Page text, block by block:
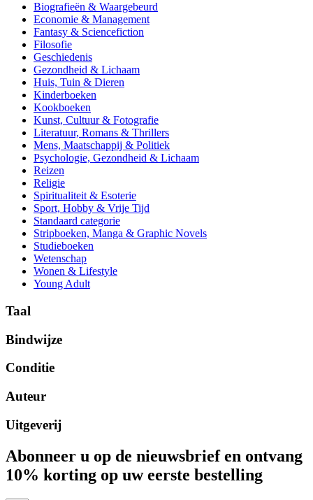
Biografieën & Waargebeurd
Economie & Management
Fantasy & Sciencefiction
Filosofie
Geschiedenis
Gezondheid & Lichaam
Huis, Tuin & Dieren
Kinderboeken
Kookboeken
Kunst, Cultuur & Fotografie
Literatuur, Romans & Thrillers
Mens, Maatschappij & Politiek
Psychologie, Gezondheid & Lichaam
Reizen
Religie
Spiritualiteit & Esoterie
Sport, Hobby & Vrije Tijd
Standaard categorie
Stripboeken, Manga & Graphic Novels
Studieboeken
Wetenschap
Wonen & Lifestyle
Young Adult
Taal
Bindwijze
Conditie
Auteur
Uitgeverij
Abonneer u op de nieuwsbrief en ontvang
10% korting op uw eerste bestelling